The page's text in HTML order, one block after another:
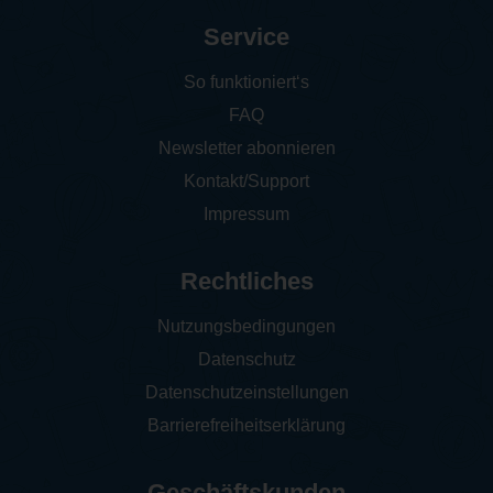
Service
So funktioniert‘s
FAQ
Newsletter abonnieren
Kontakt/Support
Impressum
Rechtliches
Nutzungsbedingungen
Datenschutz
Datenschutzeinstellungen
Barrierefreiheitserklärung